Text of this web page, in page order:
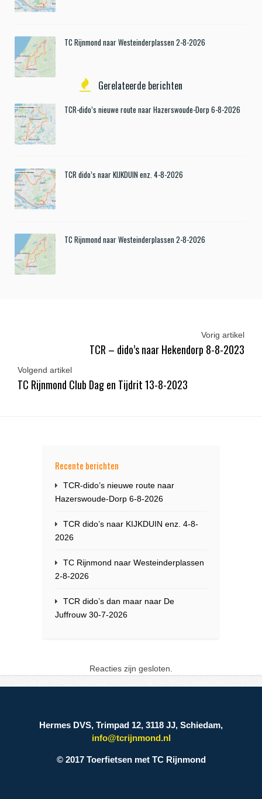
TC Rijnmond naar Westeinderplassen 2-8-2026
Gerelateerde berichten
TCR-dido’s nieuwe route naar Hazerswoude-Dorp 6-8-2026
TCR dido’s naar KIJKDUIN enz. 4-8-2026
TC Rijnmond naar Westeinderplassen 2-8-2026
Vorig artikel
TCR – dido’s naar Hekendorp 8-8-2023
Volgend artikel
TC Rijnmond Club Dag en Tijdrit 13-8-2023
Recente berichten
TCR-dido’s nieuwe route naar
Hazerswoude-Dorp 6-8-2026
TCR dido’s naar KIJKDUIN enz. 4-8-
2026
TC Rijnmond naar Westeinderplassen
2-8-2026
TCR dido’s dan maar naar De
Juffrouw 30-7-2026
Reacties zijn gesloten.
Hermes DVS, Trimpad 12, 3118 JJ, Schiedam,
info@tcrijnmond.nl
© 2017 Toerfietsen met TC Rijnmond